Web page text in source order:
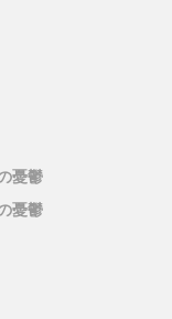
憂鬱
憂鬱